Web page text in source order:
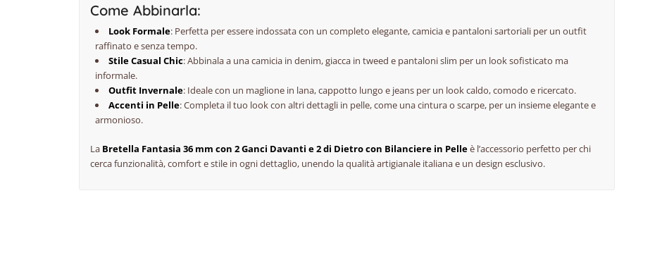
Come Abbinarla:
Look Formale: Perfetta per essere indossata con un completo elegante, camicia e pantaloni sartoriali per un outfit
raffinato e senza tempo.
Stile Casual Chic: Abbinala a una camicia in denim, giacca in tweed e pantaloni slim per un look sofisticato ma
informale.
Outfit Invernale: Ideale con un maglione in lana, cappotto lungo e jeans per un look caldo, comodo e ricercato.
Accenti in Pelle: Completa il tuo look con altri dettagli in pelle, come una cintura o scarpe, per un insieme elegante e
armonioso.
La Bretella Fantasia 36 mm con 2 Ganci Davanti e 2 di Dietro con Bilanciere in Pelleè l’accessorio perfetto per chi
cerca funzionalità, comfort e stile in ogni dettaglio, unendo la qualità artigianale italiana e un design esclusivo.